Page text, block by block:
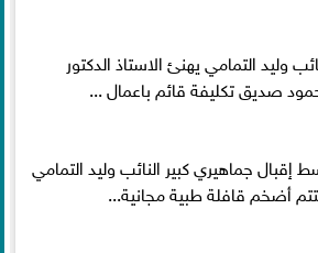
وليد التمامي يهنئ الاستاذ الدكتور
صديق تكليفة قائم باعمال ...
إقبال جماهيري كبير النائب وليد التمامي
أضخم قافلة طبية مجانية...